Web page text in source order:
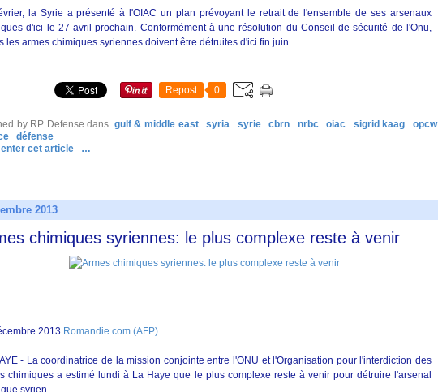
la Syrie a présenté à l'OIAC un plan prévoyant le retrait de l'ensemble de ses arsenaux
d'ici le 27 avril prochain. Conformément à une résolution du Conseil de sécurité de l'Onu,
les armes chimiques syriennes doivent être détruites d'ici fin juin.
Repost 0
by RP Defense dans gulf & middle east syria syrie cbrn nrbc oiac sigrid kaag
opcw
défense
cet article
…
2013
chimiques syriennes: le plus complexe reste à venir
2013 Romandie.com (AFP)
- La coordinatrice de la mission conjointe entre l'ONU et l'Organisation pour l'interdiction des
chimiques a estimé lundi à La Haye que le plus complexe reste à venir pour détruire l'arsenal
syrien.